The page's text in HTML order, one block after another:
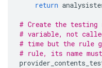
return
# Create the
# variable, not
# time but the rule
# rule, its name